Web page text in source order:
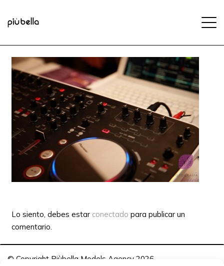
Lo siento, debes estar conectado para publicar un
comentario.
© Copyright Piùbella Models Agency 2026